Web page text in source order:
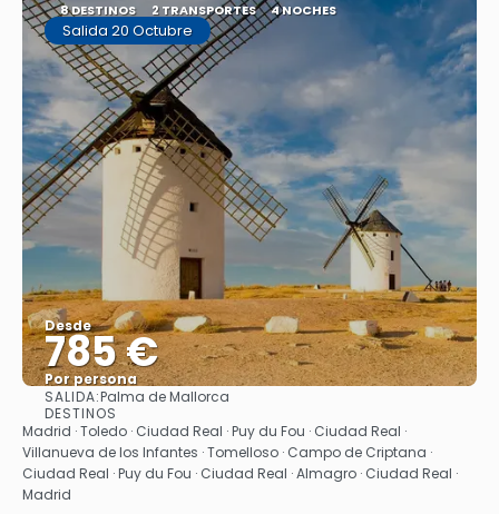
8 DESTINOS 2 TRANSPORTES 4 NOCHES
Salida 20 Octubre
Desde
785 €
Por persona
SALIDA:Palma de Mallorca
DESTINOS
Madrid · Toledo · Ciudad Real · Puy du Fou · Ciudad Real ·
Villanueva de los Infantes · Tomelloso · Campo de Criptana ·
Ciudad Real · Puy du Fou · Ciudad Real · Almagro · Ciudad Real ·
Madrid